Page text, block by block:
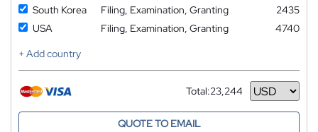
South Korea
Filing, Examination, Granting
2435
USA
Filing, Examination, Granting
4740
+ Add country
Total:23,244
Currency
QUOTE TO EMAIL